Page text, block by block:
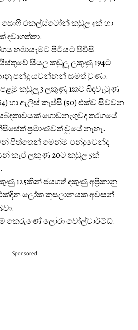
එකල්ස්ටෝන් කඩුලු 4ක් හා
හඹායෑමට පිටියට පිවිසි
සියලු කඩුලු ලකුණු 194ට
පන්දු යවන්නන් සමත් වුණා.
කඩුලු 3 ලකුණු 1කට බිඳවැටුණු
හා ඇලිස් කැප්සි (50) එක්ව සිව්වන
ගොඩනැගුවද තරගයේ
ප්‍රමාණවත් වූයේ නැහැ.
පිත්තෙන් මෙන්ම පන්දුවෙන්ද
කැප් ලකුණු 20ට කඩුලු 5ක්
125කින් ජයගත් දකුණු අප්‍රිකානු
ලෝක කුසලානයක අවසන්
කෙරුණේ ලෝරා වෝල්වාර්ට්ඩ්.
Sponsored